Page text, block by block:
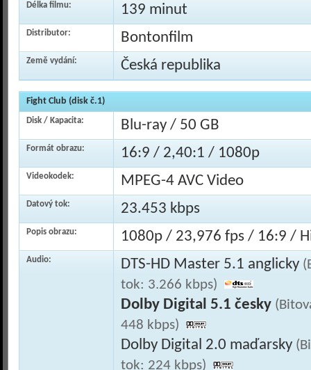
Délka filmu: 139 minut
Distributor: Bontonfilm
Země vydání: Česká republika
Fight Club (disk č.1)
Disk / Kapacita: Blu-ray / 50 GB
Formát obrazu: 16:9 / 2,40:1 / 1080p
Videokodek: MPEG-4 AVC Video
Datový tok: 23.453 kbps
Popis obrazu: 1080p / 23,976 fps / 16:9 /
Audio: DTS-HD Master 5.1 anglicky
tok: 3.266 kbps)
Dolby Digital 5.1 česky
448 kbps)
Dolby Digital 2.0 maďarsky
tok: 224 kbps)